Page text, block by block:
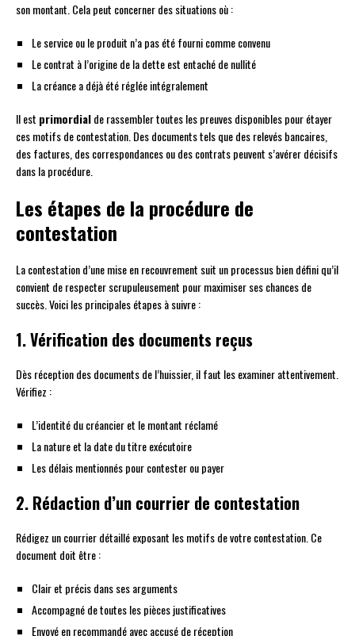
son montant. Cela peut concerner des situations où :
Le service ou le produit n’a pas été fourni comme convenu
Le contrat à l’origine de la dette est entaché de nullité
La créance a déjà été réglée intégralement
Il est primordialde rassembler toutes les preuves disponibles pour étayer
ces motifs de contestation. Des documents tels que des relevés bancaires,
des factures, des correspondances ou des contrats peuvent s’avérer décisifs
dans la procédure.
Les étapes de la procédure de
contestation
La contestation d’une mise en recouvrement suit un processus bien défini qu’il
convient de respecter scrupuleusement pour maximiser ses chances de
succès. Voici les principales étapes à suivre :
1. Vérification des documents reçus
Dès réception des documents de l’huissier, il faut les examiner attentivement.
Vérifiez :
L’identité du créancier et le montant réclamé
La nature et la date du titre exécutoire
Les délais mentionnés pour contester ou payer
2. Rédaction d’un courrier de contestation
Rédigez un courrier détaillé exposant les motifs de votre contestation. Ce
document doit être :
Clair et précis dans ses arguments
Accompagné de toutes les pièces justificatives
Envoyé en recommandé avec accusé de réception